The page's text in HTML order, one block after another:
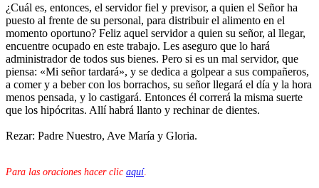
¿Cuál es, entonces, el servidor fiel y previsor, a quien el Señor ha
puesto al frente de su personal, para distribuir el alimento en el
momento oportuno? Feliz aquel servidor a quien su señor, al llegar,
encuentre ocupado en este trabajo. Les aseguro que lo hará
administrador de todos sus bienes. Pero si es un mal servidor, que
piensa: «Mi señor tardará», y se dedica a golpear a sus compañeros,
a comer y a beber con los borrachos, su señor llegará el día y la hora
menos pensada, y lo castigará. Entonces él correrá la misma suerte
que los hipócritas. Allí habrá llanto y rechinar de dientes.
Rezar: Padre Nuestro, Ave María y Gloria.
Para las oraciones hacer clic aquí.